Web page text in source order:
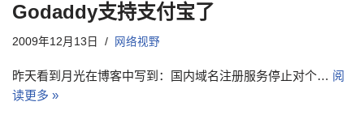
Godaddy支持支付宝了
2009年12月13日 网络视野
昨天看到月光在博客中写到：国内域名注册服务停止对个… 阅
读更多 »